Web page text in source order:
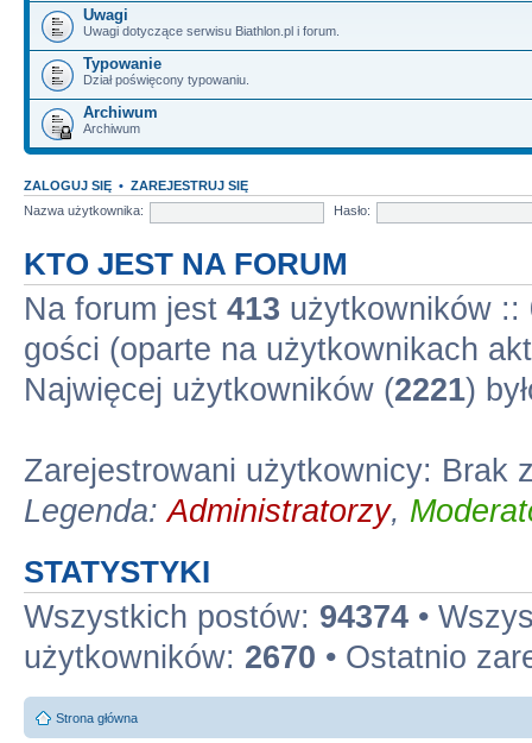
Uwagi
Uwagi dotyczące serwisu Biathlon.pl i forum.
Typowanie
Dział poświęcony typowaniu.
Archiwum
Archiwum
ZALOGUJ SIĘ • ZAREJESTRUJ SIĘ
Nazwa użytkownika:
Hasło:
KTO JEST NA FORUM
Na forum jest 413 użytkowników ::
gości (oparte na użytkownikach
Najwięcej użytkowników (2221)
Zarejestrowani użytkownicy: Brak
Legenda:Administratorzy,
STATYSTYKI
Wszystkich postów: 94374 •
użytkowników: 2670 • Ostatnio
Strona główna